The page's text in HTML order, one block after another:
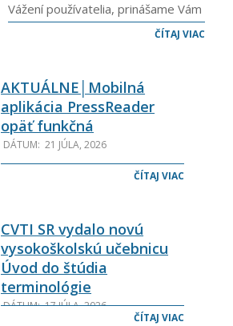
Vážení používatelia, prinášame Vám
augustové vydanie newslettera
ČÍTAJ VIAC
AKTUÁLNE│Mobilná
aplikácia PressReader
opäť funkčná
DÁTUM: 21 JÚLA, 2026
Vážení používatelia, mobilná
používateľov databázy
nedochádza
ČÍTAJ VIAC
CVTI SR vydalo novú
vysokoškolskú učebnicu
Úvod do štúdia
terminológie
DÁTUM: 17 JÚLA, 2026
ČÍTAJ VIAC